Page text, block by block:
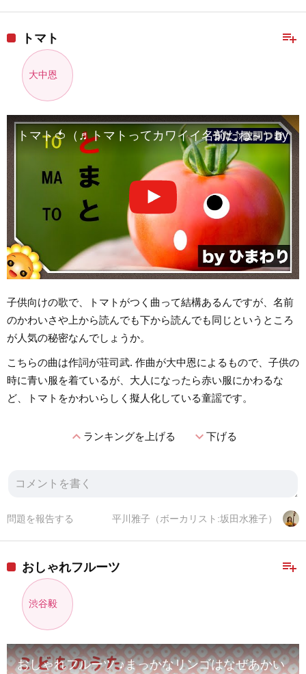
playlist_add
トマト
大中恩
トマト🍅（♬トマトってカワイイ名前だね～）by
子供向けの歌で、トマトがつく曲って結構あるんですが、名前
のかわいさや上から読んでも下から読んでも同じというところ
が人気の秘密なんでしょうか。
こちらの曲は作詞が荘司武. 作曲が大中恩によるもので、子供の
時に青い服を着ているが、大人になったら赤い服にかわるな
ど、トマトをかわいらしく擬人化している童謡です。
expand_lessランキングを上げる expand_more下げる
平川雅子（ボーカリスト:坂田水雅子）
問題を報告する
playlist_add
おしゃれフルーツ
渋谷毅
おしゃれフルーツ ♪まっかなリンゴはなぜあかい